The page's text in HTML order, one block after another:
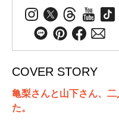
COVER STORY
亀梨さんと山下さん、
た。